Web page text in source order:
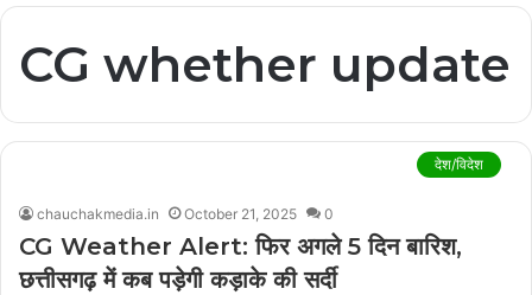
CG whether update
देश/विदेश
chauchakmedia.in October 21, 2025 0
CG Weather Alert: फिर अगले 5 दिन बारिश,
छत्तीसगढ़ में कब पड़ेगी कड़ाके की सर्दी